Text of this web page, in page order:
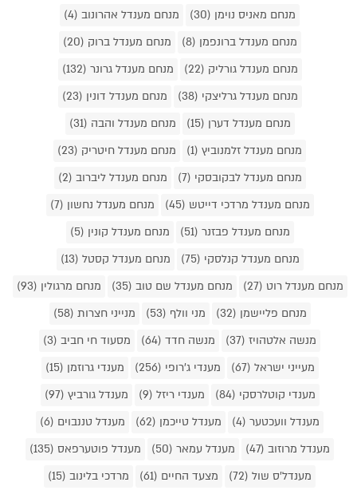
מנחם מאניס נוימן (30)
מנחם מענדל אהרונוב (4)
מנחם מענדל ברונפמן (8)
מנחם מענדל ברוק (20)
מנחם מענדל גורליק (22)
מנחם מענדל גרונר (132)
מנחם מענדל גרליצקי (38)
מנחם מענדל דונין (23)
מנחם מענדל דערן (15)
מנחם מענדל והבה (31)
מנחם מענדל זלמנוביץ (1)
מנחם מענדל חיטריק (23)
מנחם מענדל לבקובסקי (7)
מנחם מענדל ליברוב (2)
מנחם מענדל מרדכי דייטש (45)
מנחם מענדל נחשון (7)
מנחם מענדל פבזנר (51)
מנחם מענדל קונין (5)
מנחם מענדל קנלסקי (75)
מנחם מענדל קסטל (13)
מנחם מענדל רוט (27)
מנחם מענדל שם טוב (35)
מנחם מרגולין (93)
מנחם פליישמן (32)
מני וולף (53)
מנייני חצרות (58)
מנשה אלטהויז (37)
מנשה חדד (64)
מסעוד חי חביב (3)
מעייני ישראל (67)
מענדי ג'רופי (256)
מענדי גרוזמן (15)
מענדי קוטלרסקי (84)
מענדי ריזל (9)
מענדל גורביץ (97)
מענדל וועכטער (4)
מענדל טייכמן (62)
מענדל טננבוים (6)
מענדל מרוזוב (47)
מענדל עמאר (50)
מענדל פוטערפאס (135)
מענדל'ס שול (72)
מצעד החיים (61)
מרדכי בלינוב (15)